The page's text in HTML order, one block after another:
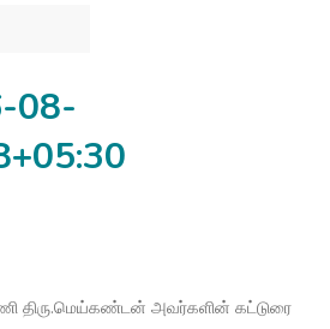
08-
திரு.மெய்கண்டன் அவர்களின் கட்டுரை